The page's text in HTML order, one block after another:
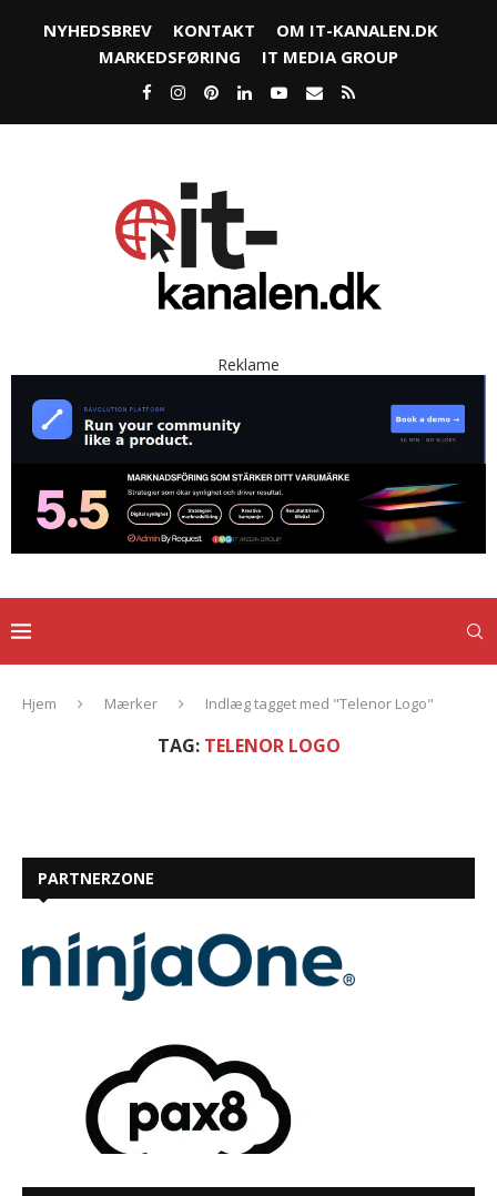
NYHEDSBREV KONTAKT
OM IT-KANALEN.DK
MARKEDSFØRING
IT MEDIA GROUP
Reklame
Hjem Mærker Indlæg tagget med "Telenor Logo"
TAG: TELENOR LOGO
PARTNERZONE